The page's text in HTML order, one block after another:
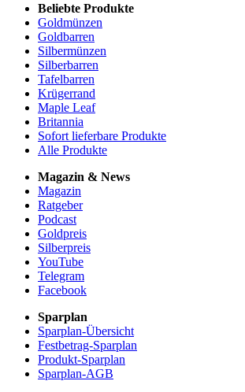
Beliebte Produkte
Goldmünzen
Goldbarren
Silbermünzen
Silberbarren
Tafelbarren
Krügerrand
Maple Leaf
Britannia
Sofort lieferbare Produkte
Alle Produkte
Magazin & News
Magazin
Ratgeber
Podcast
Goldpreis
Silberpreis
YouTube
Telegram
Facebook
Sparplan
Sparplan-Übersicht
Festbetrag-Sparplan
Produkt-Sparplan
Sparplan-AGB